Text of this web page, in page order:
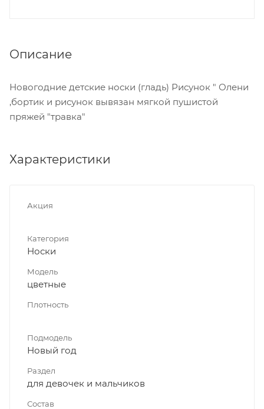
Описание
Новогодние детские носки (гладь) Рисунок " Олени
,бортик и рисунок вывязан мягкой пушистой
пряжей "травка"
Характеристики
Акция
Категория
Носки
Модель
цветные
Плотность
Подмодель
Новый год
Раздел
для девочек и мальчиков
Состав